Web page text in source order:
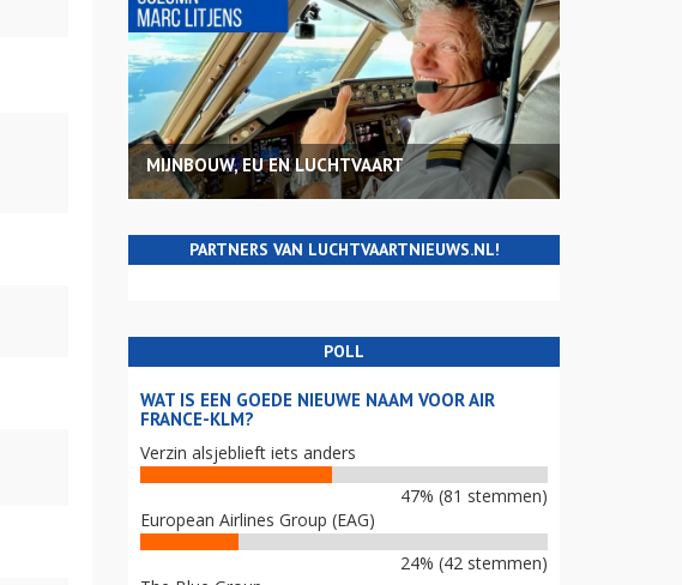
MIJNBOUW, EU EN LUCHTVAART
PARTNERS VAN LUCHTVAARTNIEUWS.NL!
POLL
WAT IS EEN GOEDE NIEUWE NAAM VOOR AIR
FRANCE-KLM?
Verzin alsjeblieft iets anders
47% (81 stemmen)
European Airlines Group (EAG)
24% (42 stemmen)